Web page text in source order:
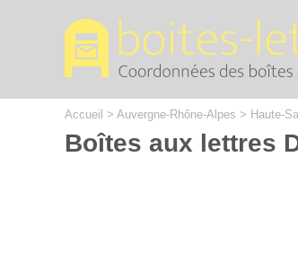
Accueil > Auvergne-Rhône-Alpes > Haute-
Boîtes aux lettres